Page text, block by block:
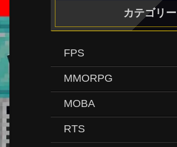
カテゴリー
FPS
MMORPG
MOBA
RTS